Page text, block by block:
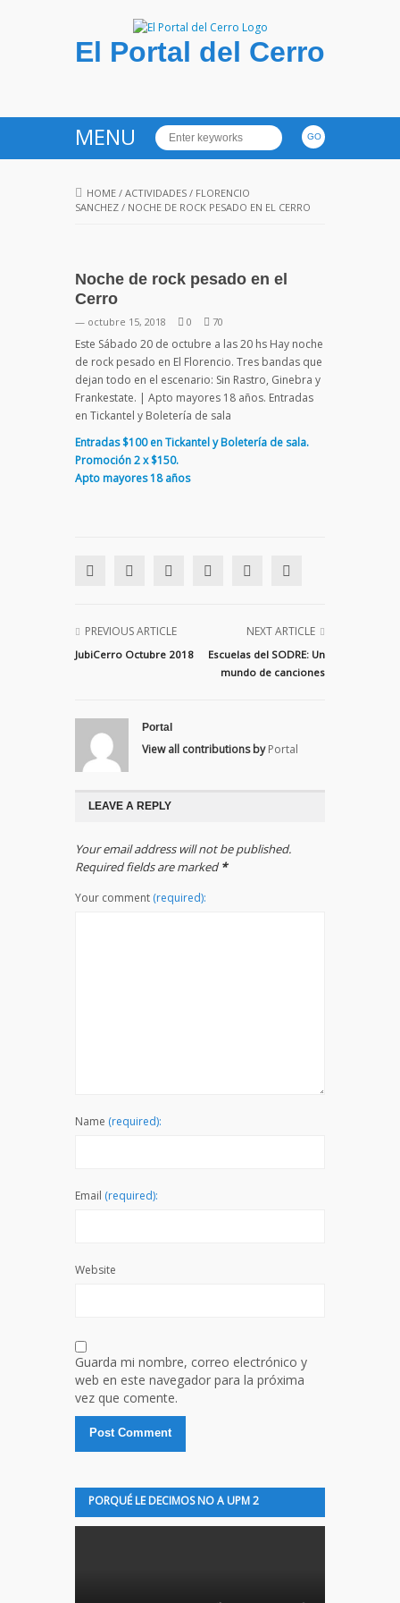
El Portal del Cerro
MENU
HOME / ACTIVIDADES / FLORENCIO
SANCHEZ / NOCHE DE ROCK PESADO EN EL CERRO
Noche de rock pesado en el
Cerro
— octubre 15, 2018 0 70
Este Sábado 20 de octubre a las 20 hs Hay noche
de rock pesado en El Florencio. Tres bandas que
dejan todo en el escenario: Sin Rastro, Ginebra y
Frankestate. | Apto mayores 18 años. Entradas
en Tickantel y Boletería de sala
Entradas $100 en Tickantel y Boletería de sala.
Promoción 2 x $150.
Apto mayores 18 años
PREVIOUS ARTICLE
JubiCerro Octubre 2018
NEXT ARTICLE
Escuelas del SODRE: Un
mundo de canciones
Portal
View all contributions by Portal
LEAVE A REPLY
Your email address will not be published.
Required fields are marked*
Your comment (required):
Name (required):
Email (required):
Website
Guarda mi nombre, correo electrónico y
web en este navegador para la próxima
vez que comente.
PORQUÉ LE DECIMOS NO A UPM 2